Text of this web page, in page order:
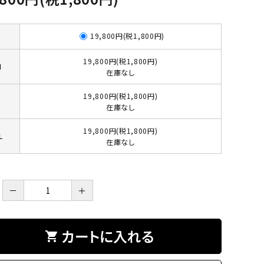
19,800円(税1,800円)
19,800円(税1,800円)
在庫なし
19,800円(税1,800円)
在庫なし
19,800円(税1,800円)
在庫なし
－ ＋
shopping_cart カートに入れる